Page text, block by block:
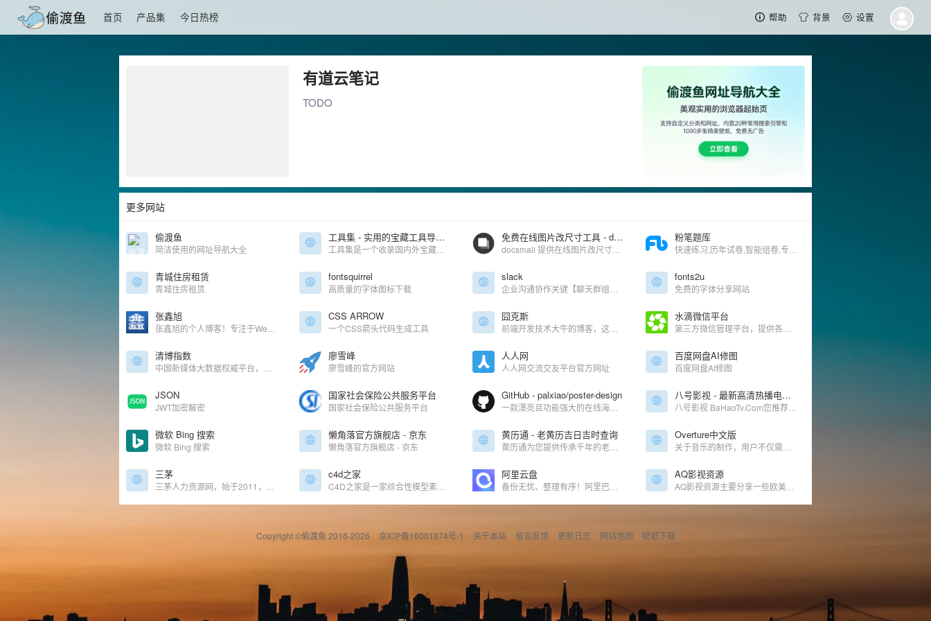
首页 产品集 今日热榜 帮助 背景 设置
有道云笔记
TODO
更多网站
偷渡鱼
简洁使用的网址导航大全
工具集 - 实用的宝藏工具导航网站 免费在线图片改尺寸工具 - docsmall 粉笔题库
青城住房租赁
青城住房租赁
fontsquirrel
高质量的字体图标下载
slack fonts2u
免费的字体分享网站
张鑫旭 CSS ARROW
一个CSS箭头代码生成工具
囧克斯 水滴微信平台
清博指数 廖雪峰
廖雪峰的官方网站
人人网
人人网交流交友平台官方网址
百度网盘AI修图
百度网盘AI修图
JSON
JWT加密解密
国家社会保险公共服务平台
国家社会保险公共服务平台
GitHub - palxiao/poster-design 八号影视 - 最新高清热播电影-好看的电视剧免费在线观看!
微软 Bing 搜索
微软 Bing 搜索
懒角落官方旗舰店 - 京东
懒角落官方旗舰店 - 京东
黄历通 - 老黄历吉日吉时查询 Overture中文版
三茅 c4d之家 阿里云盘 AQ影视资源
Copyright ©偷渡鱼 2016-2026 京ICP备16001874号-1 关于本站 留言反馈 更新日志 网站地图 壁纸下载